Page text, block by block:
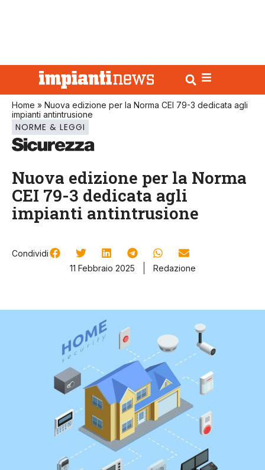
Home » Nuova edizione per la Norma CEI 79-3 dedicata agli
impianti antintrusione
NORME & LEGGI
Nuova edizione per la Norma
CEI 79-3 dedicata agli
impianti antintrusione
Condividi
11 Febbraio 2025
Redazione